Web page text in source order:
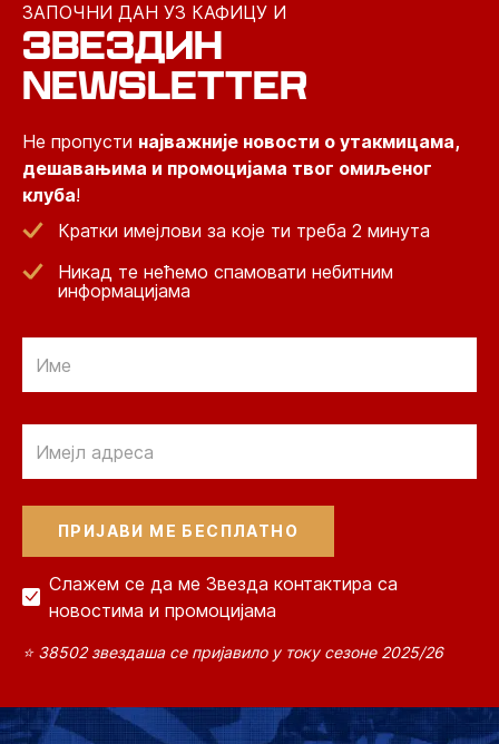
ЗАПОЧНИ ДАН УЗ КАФИЦУ И
ЗВЕЗДИН
NEWSLETTER
Не пропусти најважније новости о утакмицама,
дешавањима и промоцијама твог омиљеног
клуба!
Кратки имејлови за које ти треба 2 минута
Никад те нећемо спамовати небитним
информацијама
Слажем се да ме Звезда контактира са
новостима и промоцијама
⭐ 38502 звездаша се пријавило у току сезоне 2025/26